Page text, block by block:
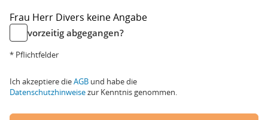
Frau Herr Divers keine Angabe
vorzeitig abgegangen?
* Pflichtfelder
Ich akzeptiere dieAGB und habe die
Datenschutzhinweisezur Kenntnis genommen.